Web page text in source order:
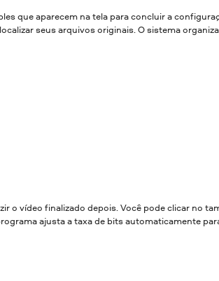
que aparecem na tela para concluir a
seus arquivos originais. O sistema
o vídeo finalizado depois. Você pode clicar no
ajusta a taxa de bits automaticamente